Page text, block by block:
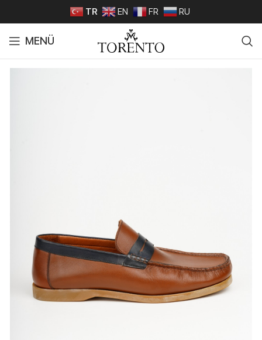
TR EN FR RU
MENÜ